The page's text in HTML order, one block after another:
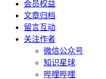
会员权益
文章归档
留言互动
关注作者
微信公众号
知识星球
哔哩哔哩